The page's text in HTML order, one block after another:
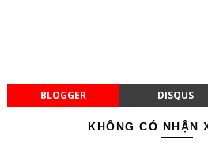
BLOGGER DISQUS
KHÔNG CÓ NHẬN